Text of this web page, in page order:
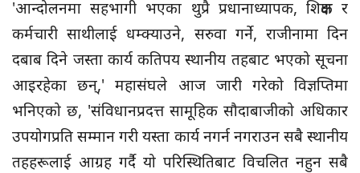
'आन्दोलनमा सहभागी भएका थुप्रै प्रधानाध्यापक, शिक्षक र
कर्मचारी साथीलाई धम्क्याउने, सरुवा गर्ने, राजीनामा दिन
दबाब दिने जस्ता कार्य कतिपय स्थानीय तहबाट भएको सूचना
आइरहेका छन्,' महासंघले आज जारी गरेको विज्ञप्तिमा
भनिएको छ, 'संविधानप्रदत्त सामूहिक सौदाबाजीको अधिकार
उपयोगप्रति सम्मान गरी यस्ता कार्य नगर्न नगराउन सबै स्थानीय
तहहरूलाई आग्रह गर्दै यो परिस्थितिबाट विचलित नहुन सबै